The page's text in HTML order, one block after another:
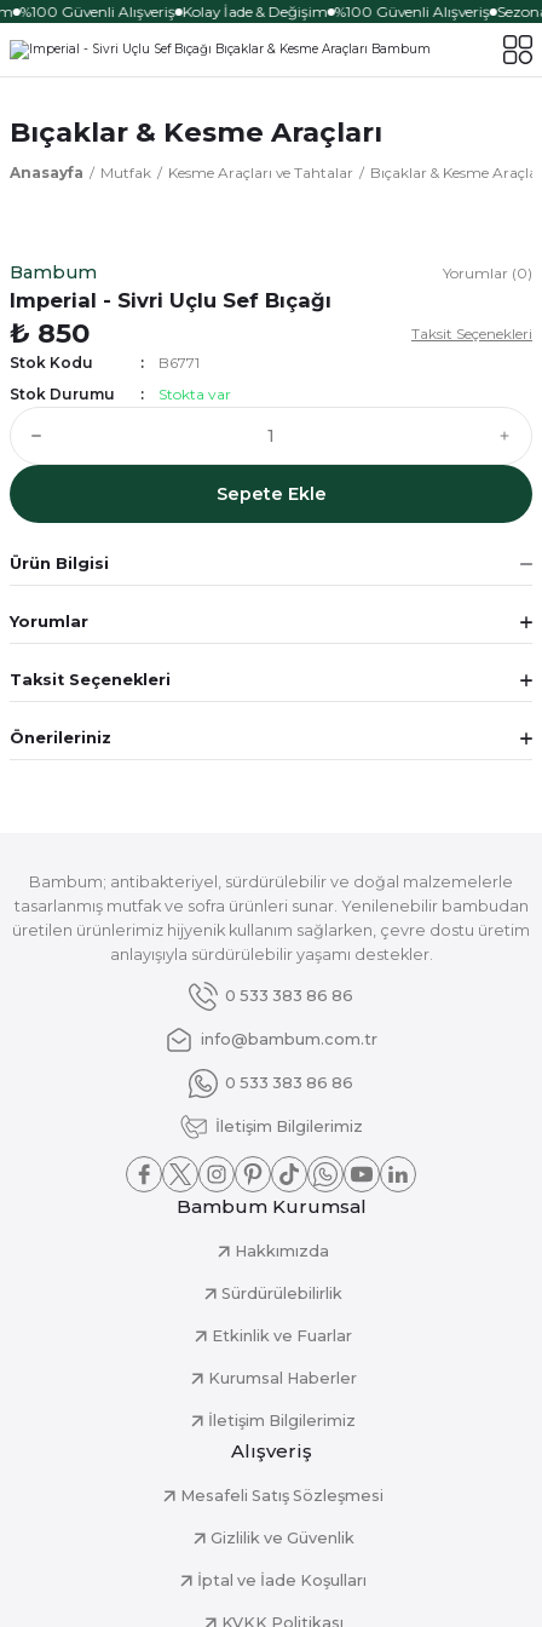
%100 Güvenli Alışveriş Kolay İade & Değişim %100 Güvenli Alışveriş
Bıçaklar & Kesme Araçları
Anasayfa Mutfak Kesme Araçları ve Tahtalar Bıçaklar & Kesme
Bambum Yorumlar (0)
Imperial - Sivri Uçlu Sef Bıçağı
₺ 850
Taksit Seçenekleri
Stok Kodu
B6771
Stok Durumu
Stokta var
Sepete Ekle
Ürün Bilgisi
Yorumlar
Taksit Seçenekleri
Önerileriniz
Bambum; antibakteriyel, sürdürülebilir ve doğal malzemelerle
tasarlanmış mutfak ve sofra ürünleri sunar. Yenilenebilir bambudan
üretilen ürünlerimiz hijyenik kullanım sağlarken, çevre dostu üretim
anlayışıyla sürdürülebilir yaşamı destekler.
0 533 383 86 86
info@bambum.com.tr
0 533 383 86 86
İletişim Bilgilerimiz
Bambum Kurumsal
Hakkımızda
Sürdürülebilirlik
Etkinlik ve Fuarlar
Kurumsal Haberler
İletişim Bilgilerimiz
Alışveriş
Mesafeli Satış Sözleşmesi
Gizlilik ve Güvenlik
İptal ve İade Koşulları
KVKK Politikası